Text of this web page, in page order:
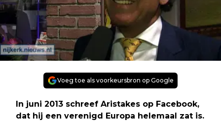
Voeg toe als voorkeursbron op Google
In juni 2013 schreef Aristakes op Facebook,
dat hij een verenigd Europa helemaal zat is.